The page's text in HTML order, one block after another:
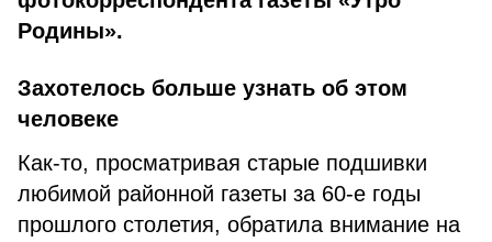
Родины».
Захотелось больше узнать об этом
человеке
Как-то, просматривая старые подшивки
любимой районной газеты за 60-е годы
прошлого столетия, обратила внимание на